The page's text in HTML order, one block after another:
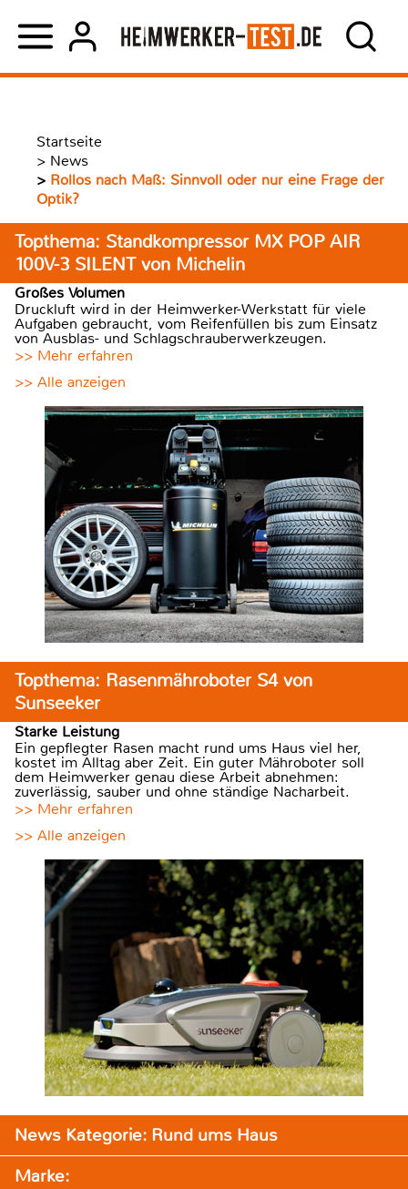
Startseite
> News
> Rollos nach Maß: Sinnvoll oder nur eine Frage der
Optik?
Topthema: Standkompressor MX POP AIR
100V-3 SILENT von Michelin
Großes Volumen
Druckluft wird in der Heimwerker-Werkstatt für viele
Aufgaben gebraucht, vom Reifenfüllen bis zum Einsatz
von Ausblas- und Schlagschrauberwerkzeugen.
>> Mehr erfahren
>> Alle anzeigen
Topthema: Rasenmähroboter S4 von
Sunseeker
Starke Leistung
Ein gepflegter Rasen macht rund ums Haus viel her,
kostet im Alltag aber Zeit. Ein guter Mähroboter soll
dem Heimwerker genau diese Arbeit abnehmen:
zuverlässig, sauber und ohne ständige Nacharbeit.
>> Mehr erfahren
>> Alle anzeigen
News Kategorie: Rund ums Haus
Marke: